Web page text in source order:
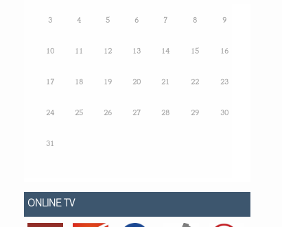
3 4 5 6 7 8 9
10 11 12 13 14 15 16
17 18 19 20 21 22 23
24 25 26 27 28 29 30
31
ONLINE TV